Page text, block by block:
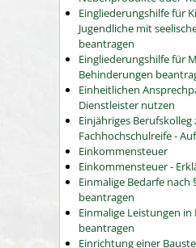
Eingliederungshilfe für
Jugendliche mit
beantragen
Eingliederungshilfe für
Behinderungen
Einheitlichen
Dienstleister nutzen
Einjähriges
Fachhochschulreife -
Einkommensteuer
Einkommensteuer -
Einmalige Bedarfe nach
beantragen
Einmalige Leistungen
beantragen
Einrichtung einer